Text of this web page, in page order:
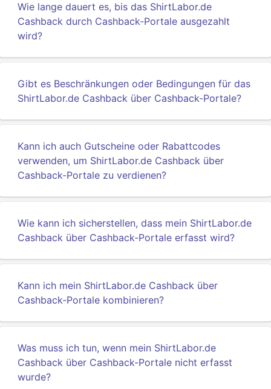
Wie lange dauert es, bis das ShirtLabor.de
Cashback durch Cashback-Portale ausgezahlt
wird?
Gibt es Beschränkungen oder Bedingungen für das
ShirtLabor.de Cashback über Cashback-Portale?
Kann ich auch Gutscheine oder Rabattcodes
verwenden, um ShirtLabor.de Cashback über
Cashback-Portale zu verdienen?
Wie kann ich sicherstellen, dass mein ShirtLabor.de
Cashback über Cashback-Portale erfasst wird?
Kann ich mein ShirtLabor.de Cashback über
Cashback-Portale kombinieren?
Was muss ich tun, wenn mein ShirtLabor.de
Cashback über Cashback-Portale nicht erfasst
wurde?